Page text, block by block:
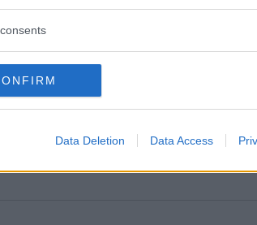
Data Deletion Data Access
di maxipaillettesdorate, con
uncappotto
in tulle. Con questo look,
da gioielli
a leggere dopo la pubblicità